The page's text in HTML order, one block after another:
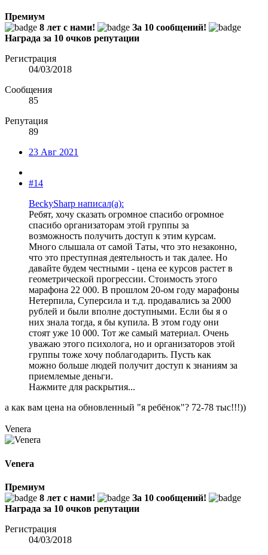
Премиум
8 лет с нами!
За 10 сообщений!
Награда за 10 очков репутации
Регистрация
04/03/2018
Сообщения
85
Репутация
89
23 Авг 2021
#14
BeckySharp написал(а):
Ребят, хочу сказать огромное спасибо огромное
спасибо организаторам этой группы за
возможность получить доступ к этим курсам.
Много слышала от самой Таты, что это незаконно,
что это преступная деятельность и так далее. Но
давайте будем честными - цена ее курсов растет в
геометрической прогрессии. Стоимость этого
марафона 22 000. В прошлом 20-ом году марафоны
Нетерпила, Суперсила и т.д. продавались за 2000
рублей и были вполне доступными. Если бы я о
них знала тогда, я бы купила. В этом году они
стоят уже 10 000. Тот же самый материал. Очень
уважаю этого психолога, но и организаторов этой
группы тоже хочу поблагодарить. Пусть как
можно больше людей получит доступ к знаниям за
приемлемые деньги.
Нажмите для раскрытия...
а как вам цена на обновленный "я ребёнок"? 72-78 тыс!!!))
Venera
Venera
Премиум
8 лет с нами!
За 10 сообщений!
Награда за 10 очков репутации
Регистрация
04/03/2018